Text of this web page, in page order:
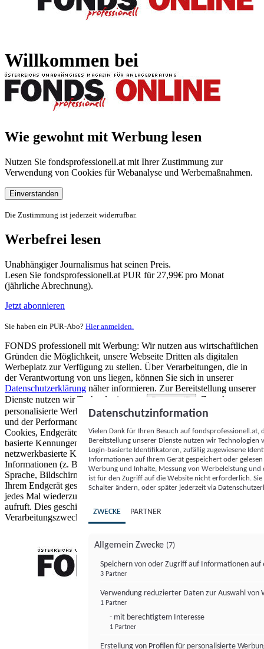
Willkommen bei
Wie gewohnt mit Werbung lesen
Nutzen Sie fondsprofessionell.at mit Ihrer Zustimmung zur
Verwendung von Cookies für Webanalyse und Werbemaßnahmen.
Einverstanden
Die Zustimmung ist jederzeit widerrufbar.
Werbefrei lesen
Unabhängiger Journalismus hat seinen Preis.
Lesen Sie fondsprofessionell.at PUR für 27,99€ pro Monat
(jährliche Abrechnung).
Jetzt abonnieren
Sie haben ein PUR-Abo? Hier anmelden.
FONDS professionell mit Werbung: Wir nutzen aus wirtschaftlichen
Gründen die Möglichkeit, unsere Webseite Dritten als digitalen
Werbeplatz zur Verfügung zu stellen. Über Verarbeitungen, die in
der Verantwortung von uns liegen, können Sie sich in unserer
Datenschutzerklärung näher informieren. Zur Bereitstellung unserer
Dienste nutzen wir Technologien von
Partnern (5)
. Zwecke:
personalisierte Werbung und Inhalte, Messung von Werbeleistung
und der Performance von Inhalten sowie Zielgruppenforschung.
Cookies, Endgeräte- oder ähnliche Online-Kennungen (z. B. login-
basierte Kennungen, zufällig generierte Kennungen,
netzwerkbasierte Kennungen) können zusammen mit anderen
Informationen (z. B. Browsertyp und Browserinformationen,
Sprache, Bildschirmgröße, unterstützte Technologien usw.) auf
Ihrem Endgerät gespeichert oder von dort ausgelesen werden, um es
jedes Mal wiederzuerkennen, wenn es eine App oder einer Webseite
aufruft. Dies geschieht für einen oder mehrere der hier aufgeführten
Verarbeitungszwecke.
Datenschutzinformation
Vielen Dank für Ihren Besuch auf
Bereitstellung unserer Dienste nutzen wir Technologien
Login-basierte Identifikatoren, zufällig zugewiesene
Informationen auf Ihrem Gerät gespeichert oder
Werbung und Inhalte, Messung von Werbeleistung
ist für den Zugriff auf die Website nicht erforderlich.
Schalter ändern, oder später jederzeit via
ZWECKE PARTNER
Allgemein Zwecke (7)
Speichern von oder Zugriff auf Informationen auf
3 Partner
Verwendung reduzierter Daten zur Auswahl von
1 Partner
- mit berechtigtem Interesse
1 Partner
Erstellung von Profilen für personalisierte
FONDS professionell